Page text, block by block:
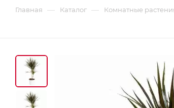
Главная — Каталог — Комнатные